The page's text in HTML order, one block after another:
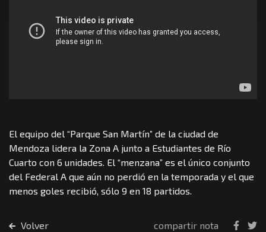
El equipo del “Parque San Martín” de la ciudad de
Mendoza lidera la Zona A junto a Estudiantes de Río
Cuarto con 6 unidades. El “menzana” es el único conjunto
del Federal A que aún no perdió en la temporada y el que
menos goles recibió, sólo 9 en 18 partidos.
Volver compartir nota